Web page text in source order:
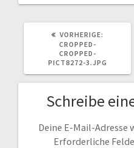
VORHERIGE:
CROPPED-
CROPPED-
PICT8272-3.JPG
Schreibe
Deine E-Mail-
Erforderliche